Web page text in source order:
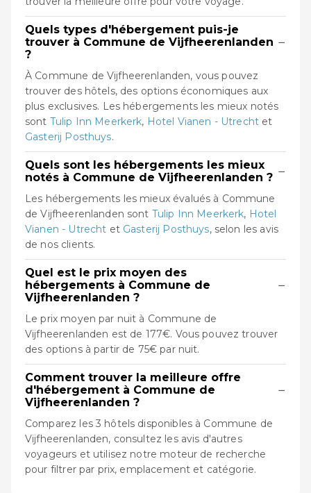
Quels types d'hébergement puis-je
trouver à Commune de Vijfheerenlanden
?
−
À Commune de Vijfheerenlanden, vous pouvez
trouver des hôtels, des options économiques aux
plus exclusives. Les hébergements les mieux notés
sont Tulip Inn Meerkerk, Hotel Vianen - Utrecht et
Gasterij Posthuys.
Quels sont les hébergements les mieux
notés à Commune de Vijfheerenlanden ? −
Les hébergements les mieux évalués à Commune
de Vijfheerenlanden sont Tulip Inn Meerkerk, Hotel
Vianen - Utrecht et Gasterij Posthuys, selon les avis
de nos clients.
Quel est le prix moyen des
hébergements à Commune de
Vijfheerenlanden ?
−
Le prix moyen par nuit à Commune de
Vijfheerenlanden est de 177€. Vous pouvez trouver
des options à partir de 75€ par nuit.
Comment trouver la meilleure offre
d'hébergement à Commune de
Vijfheerenlanden ?
−
Comparez les 3 hôtels disponibles à Commune de
Vijfheerenlanden, consultez les avis d'autres
voyageurs et utilisez notre moteur de recherche
pour filtrer par prix, emplacement et catégorie.